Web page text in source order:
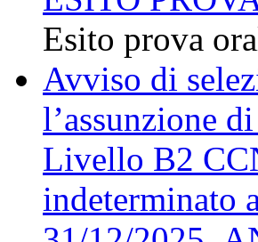
Esito prova
Avviso di
l’assunzione
Livello B2
indeterminato